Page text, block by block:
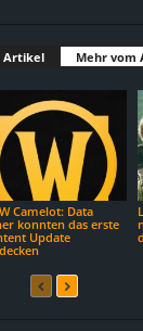
Artikel Mehr vom
Camelot: Data
konnten das erste
Update